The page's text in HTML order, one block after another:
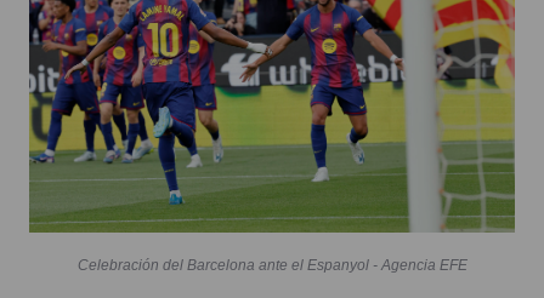
Celebración del Barcelona ante el Espanyol - Agencia EFE